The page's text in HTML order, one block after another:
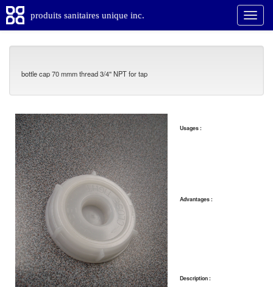
produits sanitaires unique inc.
bottle cap 70 mmm thread 3/4'' NPT for tap
Usages :
Advantages :
Description :